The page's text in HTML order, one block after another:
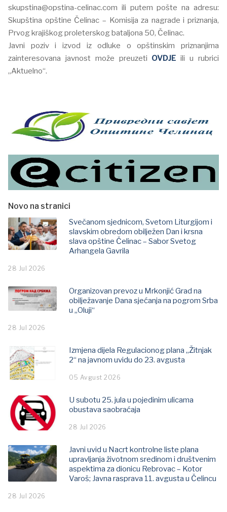
skupstina@opstina-celinac.com ili putem pošte na adresu:
Skupština opštine Čelinac – Komisija za nagrade i priznanja,
Prvog krajiškog proleterskog bataljona 50, Čelinac.
Javni poziv i izvod iz odluke o opštinskim priznanjima
zainteresovana javnost može preuzeti OVDJE ili u rubrici
„Aktuelno“.
Novo na stranici
Svečanom sjednicom, Svetom Liturgijom i
slavskim obredom obilježen Dan i krsna
slava opštine Čelinac – Sabor Svetog
Arhangela Gavrila
28 Jul 2026
Organizovan prevoz u Mrkonjić Grad na
obilježavanje Dana sjećanja na pogrom Srba
u „Oluji“
28 Jul 2026
Izmjena dijela Regulacionog plana „Žitnjak
2“ na javnom uvidu do 23. avgusta
05 Avgust 2026
U subotu 25. jula u pojedinim ulicama
obustava saobraćaja
28 Jul 2026
Javni uvid u Nacrt kontrolne liste plana
upravljanja životnom sredinom i društvenim
aspektima za dionicu Rebrovac – Kotor
Varoš; Јavna rasprava 11. avgusta u Čelincu
28 Jul 2026